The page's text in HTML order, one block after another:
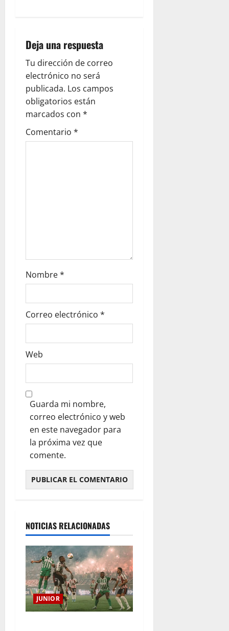
Deja una respuesta
Tu dirección de correo
electrónico no será
publicada. Los campos
obligatorios están
marcados con *
Comentario *
Nombre*
Correo electrónico *
Web
Guarda mi nombre,
correo electrónico y web
en este navegador para
la próxima vez que
comente.
NOTICIAS RELACIONADAS
JUNIOR